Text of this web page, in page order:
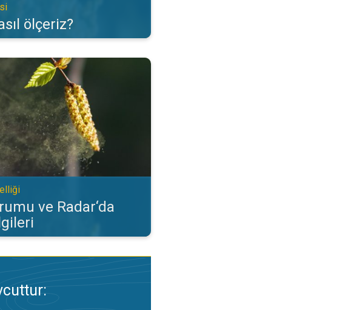
ölçeriz?
Radar‘da Polen bilgileri. Uygulama özelliği. . .
ve Radar‘da